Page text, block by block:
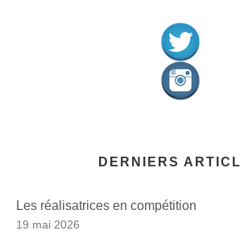
DERNIERS
Les réalisatrices en compétition
19 mai 2026